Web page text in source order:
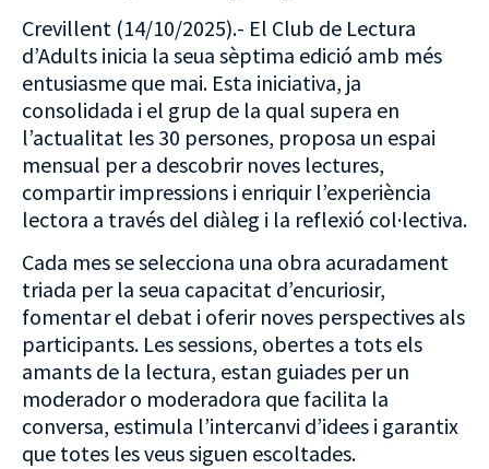
Crevillent (14/10/2025).- El Club de Lectura
d’Adults inicia la seua sèptima edició amb més
entusiasme que mai. Esta iniciativa, ja
consolidada i el grup de la qual supera en
l’actualitat les 30 persones, proposa un espai
mensual per a descobrir noves lectures,
compartir impressions i enriquir l’experiència
lectora a través del diàleg i la reflexió col·lectiva.
Cada mes se selecciona una obra acuradament
triada per la seua capacitat d’encuriosir,
fomentar el debat i oferir noves perspectives als
participants. Les sessions, obertes a tots els
amants de la lectura, estan guiades per un
moderador o moderadora que facilita la
conversa, estimula l’intercanvi d’idees i garantix
que totes les veus siguen escoltades.